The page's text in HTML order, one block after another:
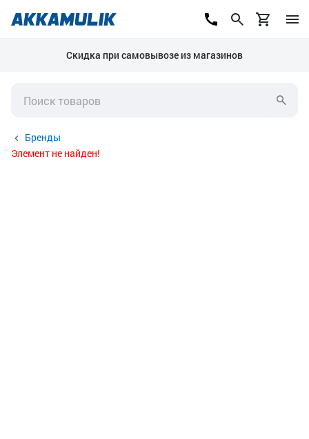
Скидка при самовывозе из магазинов
Бренды
Элемент не найден!